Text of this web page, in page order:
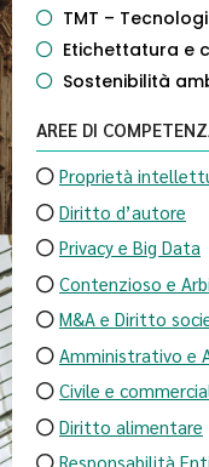
TMT –
Etichettatura e
Sostenibilità
AREE DI
Proprietà
Diritto d’autore
Privacy e Big Data
Contenzioso e
M&A e Diritto
Amministrativo e
Civile e
Diritto alimentare
Responsabilità